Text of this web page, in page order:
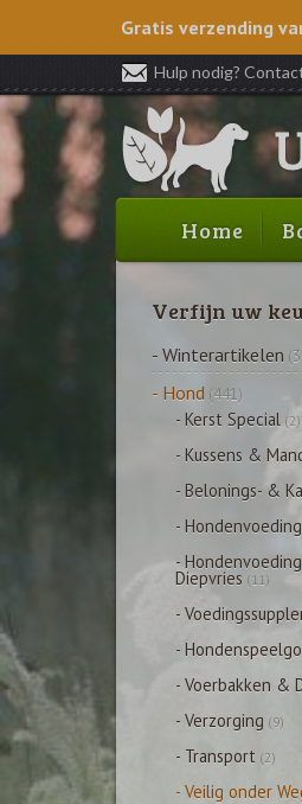
Gratis verzending
Hulp nodig?
Home
Verfijn uw
- Winterartikelen
- Hond (441)
- Kerst Special (2)
- Kussens &
- Belonings- &
- Hondenvoeding
-
Diepvries (11)
-
-
- Voerbakken &
- Verzorging (9)
- Transport (2)
- Veilig onder